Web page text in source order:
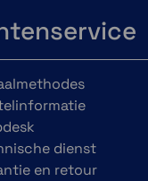
dienst
en retour